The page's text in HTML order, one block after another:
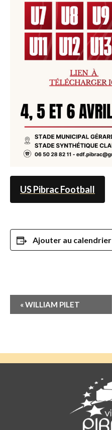
US Pibrac Football
Ajouter au calendrier
Navigation
Évènement
«WILLIAM PILET